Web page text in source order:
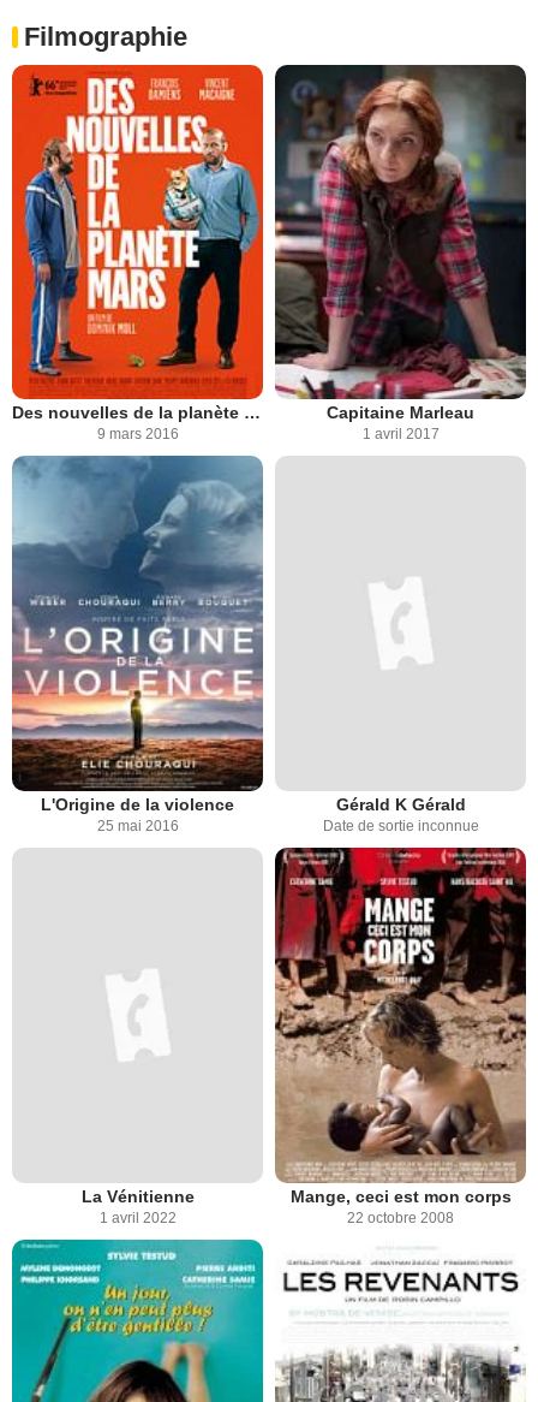
Filmographie
Des nouvelles de la planète Mars
9 mars 2016
Capitaine Marleau
1 avril 2017
L'Origine de la violence
25 mai 2016
Gérald K Gérald
Date de sortie inconnue
La Vénitienne
1 avril 2022
Mange, ceci est mon corps
22 octobre 2008